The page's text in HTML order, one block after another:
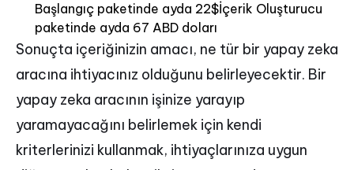
Başlangıç paketinde ayda 22$İçerik Oluşturucu
paketinde ayda 67 ABD doları
Sonuçta içeriğinizin amacı, ne tür bir yapay zeka
aracına ihtiyacınız olduğunu belirleyecektir. Bir
yapay zeka aracının işinize yarayıp
yaramayacağını belirlemek için kendi
kriterlerinizi kullanmak, ihtiyaçlarınıza uygun